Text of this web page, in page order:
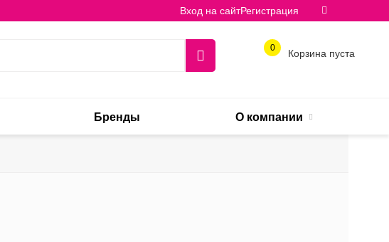
Вход на сайтРегистрация
0 Корзина пуста
Бренды О компании